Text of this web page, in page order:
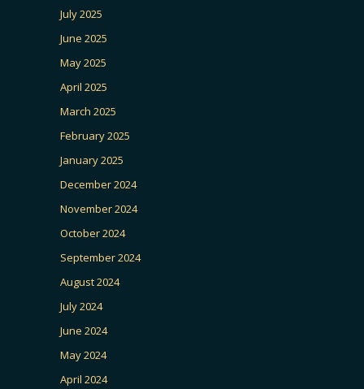
July 2025
June 2025
May 2025
April 2025
March 2025
February 2025
January 2025
December 2024
November 2024
October 2024
September 2024
August 2024
July 2024
June 2024
May 2024
April 2024